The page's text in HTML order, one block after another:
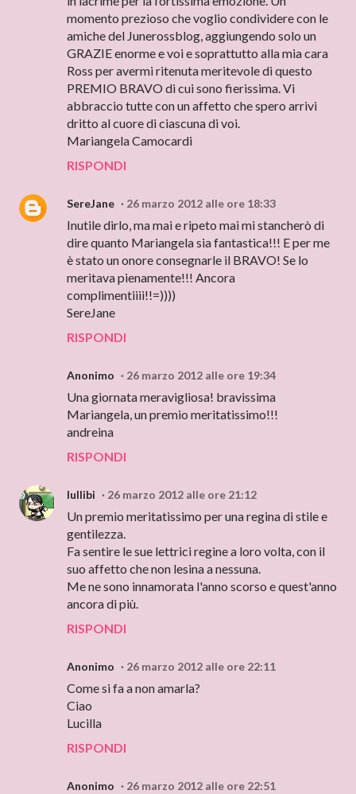
momento prezioso che voglio condividere con le
amiche del Junerossblog, aggiungendo solo un
GRAZIE enorme e voi e soprattutto alla mia cara
Ross per avermi ritenuta meritevole di questo
PREMIO BRAVO di cui sono fierissima. Vi
abbraccio tutte con un affetto che spero arrivi
dritto al cuore di ciascuna di voi.
Mariangela Camocardi
RISPONDI
SereJane 26 marzo 2012 alle ore 18:33
Inutile dirlo, ma mai e ripeto mai mi stancherò di
dire quanto Mariangela sia fantastica!!! E per me
è stato un onore consegnarle il BRAVO! Se lo
meritava pienamente!!! Ancora
complimentiiii!!=))))
SereJane
RISPONDI
Anonimo 26 marzo 2012 alle ore 19:34
Una giornata meravigliosa! bravissima
Mariangela, un premio meritatissimo!!!
andreina
RISPONDI
lullibi 26 marzo 2012 alle ore 21:12
Un premio meritatissimo per una regina di stile e
gentilezza.
Fa sentire le sue lettrici regine a loro volta, con il
suo affetto che non lesina a nessuna.
Me ne sono innamorata l'anno scorso e quest'anno
ancora di più.
RISPONDI
Anonimo 26 marzo 2012 alle ore 22:11
Come si fa a non amarla?
Ciao
Lucilla
RISPONDI
Anonimo 26 marzo 2012 alle ore 22:51